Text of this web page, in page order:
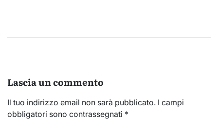
Lascia un commento
Il tuo indirizzo email non sarà pubblicato. I campi
obbligatori sono contrassegnati *